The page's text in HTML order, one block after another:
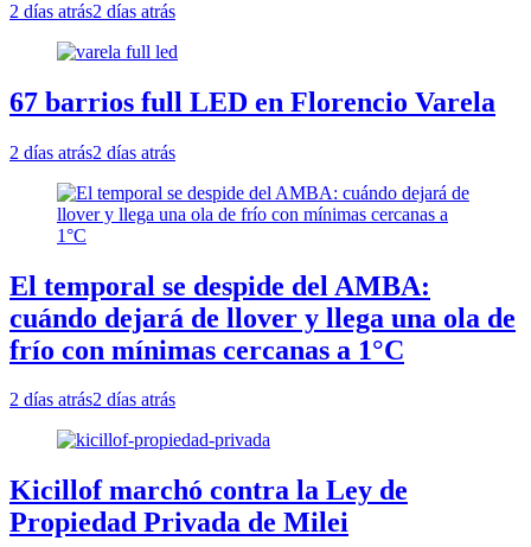
2 días atrás2 días atrás
67 barrios full LED en Florencio Varela
2 días atrás2 días atrás
El temporal se despide del AMBA:
cuándo dejará de llover y llega una ola de
frío con mínimas cercanas a 1°C
2 días atrás2 días atrás
Kicillof marchó contra la Ley de
Propiedad Privada de Milei